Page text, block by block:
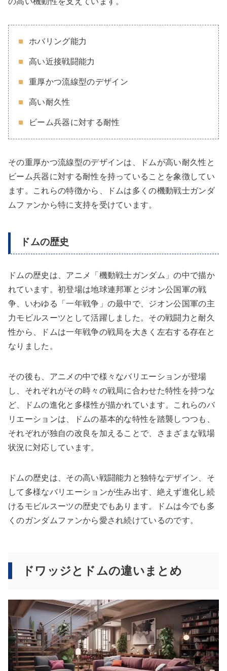
ホバリング能力
高い近接戦闘能力
重厚かつ流線型のデザイン
高い耐久性
ビーム兵器に対する耐性
その重厚かつ流線型のデザインは、ドムが高い耐久性と
ビーム兵器に対する耐性を持っていることを象徴してい
ます。これらの特徴から、ドムは多くの機動戦士ガンダ
ムファンから特に支持を受けています。
ドムの歴史
ドムの歴史は、アニメ「機動戦士ガンダム」の中で描か
れています。初登場は地球連邦軍とジオン公国軍の戦
争、いわゆる「一年戦争」の最中で、ジオン公国軍の主
力モビルスーツとして活躍しました。その戦闘力と耐久
性から、ドムは一年戦争の戦局を大きく左右する存在と
なりました。
その後も、アニメの中で様々なバリエーションが登場
し、それぞれがその時々の戦局に合わせた特性を持つな
ど、ドムの進化と多様性が描かれています。これらのバ
リエーションは、ドムの基本的な特性を踏襲しつつも、
それぞれが独自の改良を加えることで、さまざまな戦場
状況に対応しています。
ドムの歴史は、その高い戦闘能力と独特なデザイン、そ
して多様なバリエーションが生み出す、絶えず進化し続
けるモビルスーツの歴史でもあります。ドムは今でも多
くのガンダムファンから愛され続けているのです。
ドワッジとドムの違いまとめ